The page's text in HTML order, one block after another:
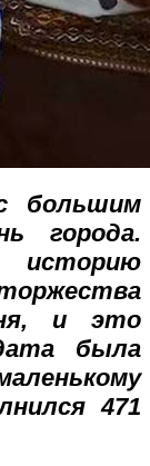
большим
города.
и это
была
471